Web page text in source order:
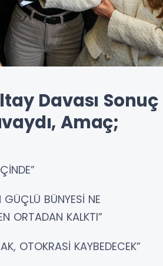
Davası Sonuç
Amaç;
GÜÇLÜ BÜNYESİ NE
ORTADAN KALKTI”
OTOKRASİ KAYBEDECEK”